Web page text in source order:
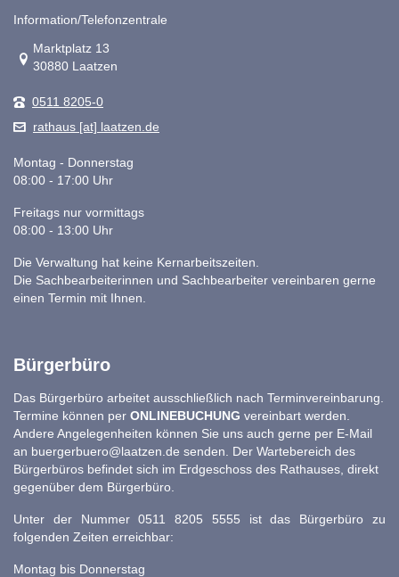
Information/Telefonzentrale
Link zur Google-Maps Navigation
Marktplatz 13
30880 Laatzen
0511 8205-0
rathaus [at] laatzen.de
Montag - Donnerstag
08:00 - 17:00 Uhr
Freitags nur vormittags
08:00 - 13:00 Uhr
Die Verwaltung hat keine Kernarbeitszeiten.
Die Sachbearbeiterinnen und Sachbearbeiter vereinbaren gerne
einen Termin mit Ihnen.
Bürgerbüro
Das Bürgerbüro arbeitet ausschließlich nach Terminvereinbarung.
Termine können per ONLINEBUCHUNG vereinbart werden.
Andere Angelegenheiten können Sie uns auch gerne per E-Mail
an buergerbuero@laatzen.de senden. Der Wartebereich des
Bürgerbüros befindet sich im Erdgeschoss des Rathauses, direkt
gegenüber dem Bürgerbüro.
Unter der Nummer 0511 8205 5555 ist das Bürgerbüro zu
folgenden Zeiten erreichbar:
Montag bis Donnerstag